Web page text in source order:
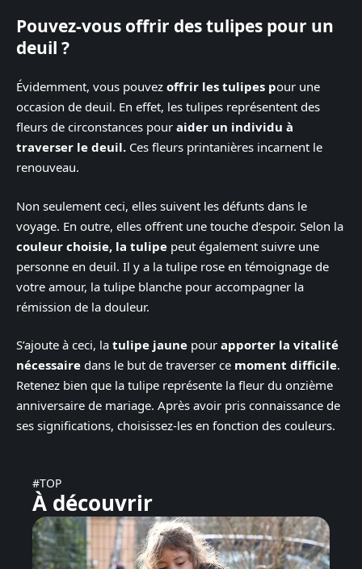
Pouvez-vous offrir des tulipes pour un
deuil ?
Évidemment, vous pouvez offrir les tulipes pour une
occasion de deuil. En effet, les tulipes représentent des
fleurs de circonstances pour aider un individu à
traverser le deuil. Ces fleurs printanières incarnent le
renouveau.
Non seulement ceci, elles suivent les défunts dans le
voyage. En outre, elles offrent une touche d’espoir. Selon la
couleur choisie, la tulipe peut également suivre une
personne en deuil. Il y a la tulipe rose en témoignage de
votre amour, la tulipe blanche pour accompagner la
rémission de la douleur.
S’ajoute à ceci, la tulipe jaune pour apporter la vitalité
nécessaire dans le but de traverser ce moment difficile.
Retenez bien que la tulipe représente la fleur du onzième
anniversaire de mariage. Après avoir pris connaissance de
ses significations, choisissez-les en fonction des couleurs.
#TOP
À découvrir